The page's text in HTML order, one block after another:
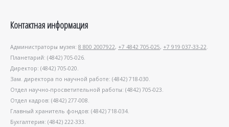
Контактная информация
Администраторы музея: 8 800 2007922, +7 4842 705-025, +7 919 037-33-22.
Планетарий: (4842) 705-026.
Директор: (4842) 705-020.
Зам. директора по научной работе: (4842) 718-030.
Отдел научно-просветительной работы: (4842) 705-023.
Отдел кадров: (4842) 277-008.
Главный хранитель фондов: (4842) 718-034.
Бухгалтерия: (4842) 222-333.